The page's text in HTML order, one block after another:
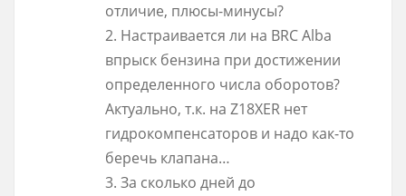
отличие, плюсы-минусы?
2. Настраивается ли на BRC Alba
впрыск бензина при достижении
определенного числа оборотов?
Актуально, т.к. на Z18XER нет
гидрокомпенсаторов и надо как-то
беречь клапана…
3. За сколько дней до